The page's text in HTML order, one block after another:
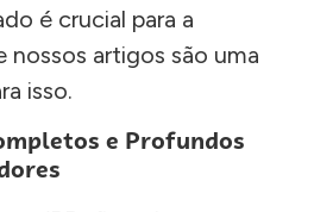
é crucial para a
artigos são uma
isso.
e Profundos